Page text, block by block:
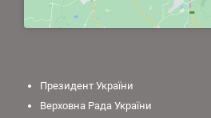
Президент України
Верховна Рада України